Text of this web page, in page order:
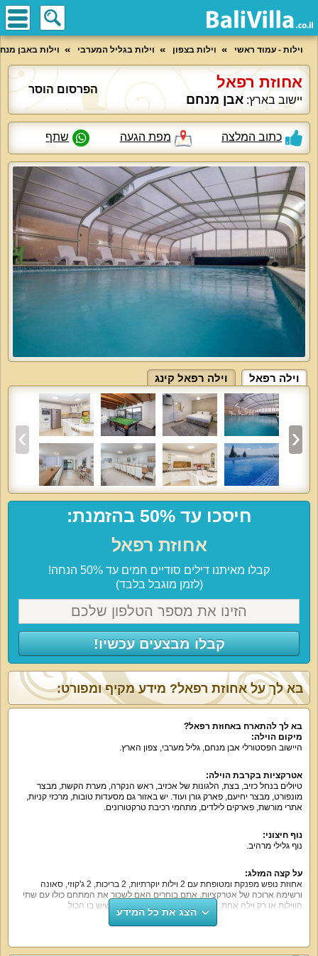
וילות - עמוד ראשי וילות בצפון וילות בגליל המערבי וילות באבן
אחוזת רפאל
יישוב בארץ: אבן מנחם
הפרסום הוסר
כתוב המלצה מפת הגעה שתף
וילה רפאל וילה רפאל קינג
חיסכו עד 50% בהזמנת:
אחוזת רפאל
קבלו מאיתנו דילים סודיים חמים עד 50% הנחה!
(לזמן מוגבל בלבד)
קבלו מבצעים עכשיו!
בא לך על אחוזת רפאל? מידע מקיף ומפורט:
בא לך להתארח באחוזת רפאל?
מיקום הוילה:
היישוב הפסטורלי אבן מנחם, גליל מערבי, צפון הארץ.
אטרקציות בקרבת הוילה:
טיולים בנחל כזיב, בצת, הלגונות של אכזיב, ראש הנקרה, מערת הקשת, מבצר
מונפורט, מבצר יחיעם, פארק גורן ועוד. יש באזור גם מסעדות טובות, מרכזי קניות,
אתרי מורשת, פארקים לילדים, מתחמי רכיבת טרקטורונים.
נוף חיצוני:
נוף גלילי מרהיב.
על קצה המזלג:
אחוזת נופש מפנקת ומטופחת עם 2 וילות יוקרתיות, 2 בריכות, 2 ג'קוזי, סאונה
ורשימה ארוכה של אטרקציות. אתם בוחרים האם לשכור את המתחם כולו עם שתי
הווילות או רק וילה אחת. רמה גבוהה של אירוח במתחם שיש בו הכול.
הצג את כל המידע